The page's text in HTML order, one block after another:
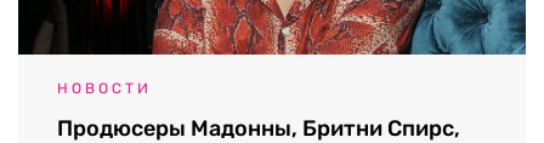
НОВОСТИ
Продюсеры Мадонны, Бритни Спирс,